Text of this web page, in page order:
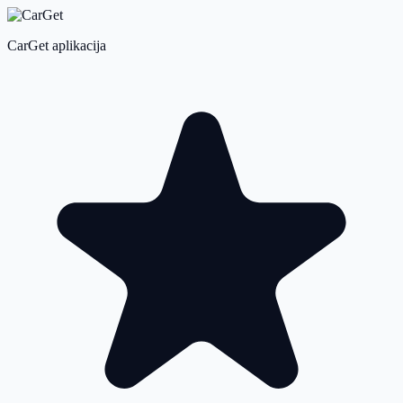
CarGet aplikacija